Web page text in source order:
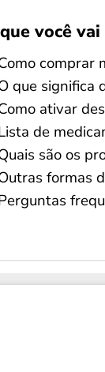
você
comprar
que significa
ativar
de
são os
formas